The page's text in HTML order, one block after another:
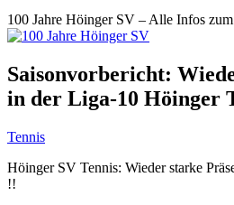
100 Jahre Höinger SV – Alle Infos
Saisonvorbericht:
in der Liga-10 Höinger
Tennis
Höinger SV Tennis: Wieder starke
!!